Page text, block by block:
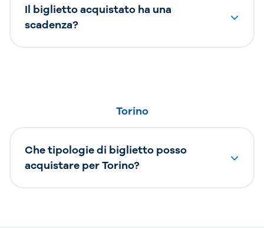
Il biglietto acquistato ha una
scadenza?
Torino
Che tipologie di biglietto posso
acquistare per Torino?